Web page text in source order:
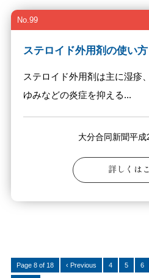
ステロイド外用剤の使い方
ステロイド外用剤は主に湿疹
ゆみなどの炎症を抑える...
大分合同新聞平
詳しくは
No.99
Page 8 of 18 ‹ Previous 4 5 6